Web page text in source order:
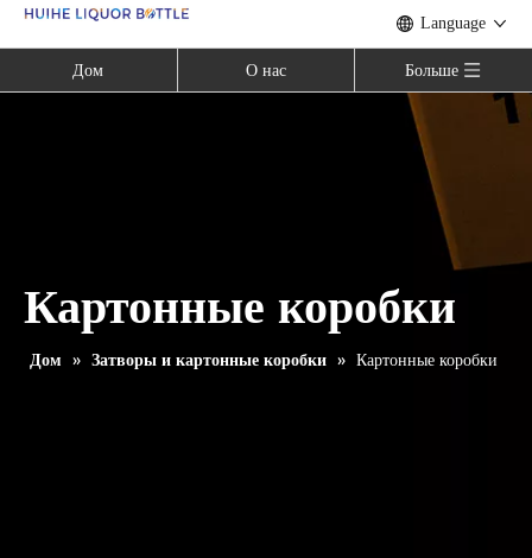
Language
Дом О нас Больше
Картонные коробки
Дом » Затворы и картонные коробки » Картонные коробки